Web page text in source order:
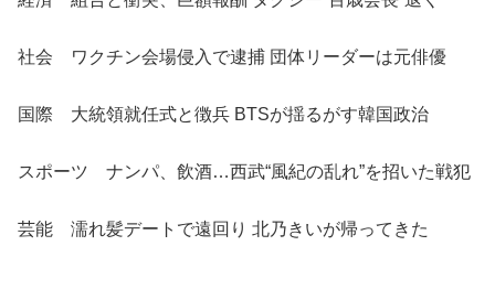
社会 ワクチン会場侵入で逮捕 団体リーダーは元俳優
国際 大統領就任式と徴兵 BTSが揺るがす韓国政治
スポーツ ナンパ、飲酒…西武“風紀の乱れ”を招いた戦犯
芸能 濡れ髪デートで遠回り 北乃きいが帰ってきた